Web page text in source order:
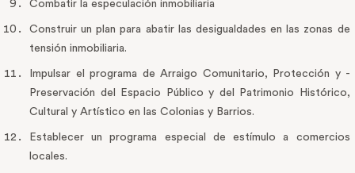
Combatir la especulación inmobiliaria
Construir un plan para abatir las desigualdades en las zonas de
tensión inmobiliaria.
Impulsar el programa de Arraigo Comunitario, Protección y -
Preservación del Espacio Público y del Patrimonio Histórico,
Cultural y Artístico en las Colonias y Barrios.
Establecer un programa especial de estímulo a comercios
locales.